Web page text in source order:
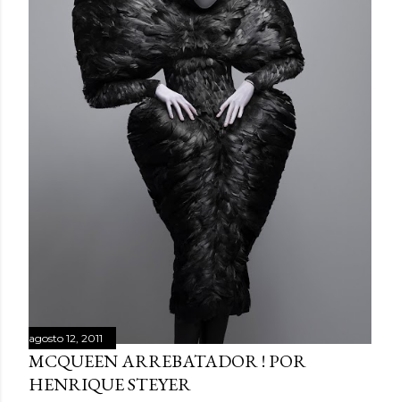
agosto 12, 2011
MCQUEEN ARREBATADOR ! POR
HENRIQUE STEYER